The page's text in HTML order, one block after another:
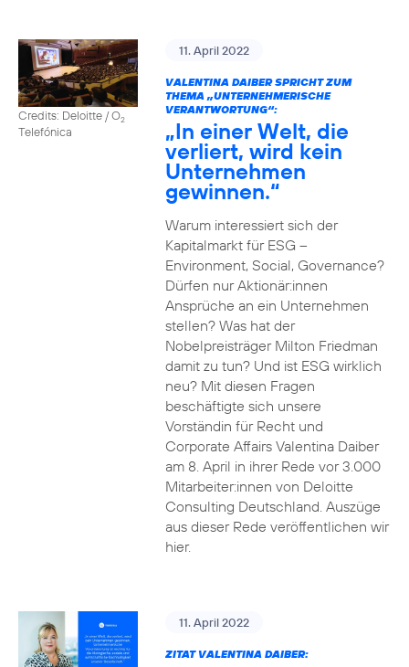
Credits: Deloitte / O2
Telefónica
11. April 2022
VALENTINA DAIBER SPRICHT ZUM
THEMA „UNTERNEHMERISCHE
VERANTWORTUNG“:
„In einer Welt, die
verliert, wird kein
Unternehmen
gewinnen.“
Warum interessiert sich der
Kapitalmarkt für ESG –
Environment, Social, Governance?
Dürfen nur Aktionär:innen
Ansprüche an ein Unternehmen
stellen? Was hat der
Nobelpreisträger Milton Friedman
damit zu tun? Und ist ESG wirklich
neu? Mit diesen Fragen
beschäftigte sich unsere
Vorständin für Recht und
Corporate Affairs Valentina Daiber
am 8. April in ihrer Rede vor 3.000
Mitarbeiter:innen von Deloitte
Consulting Deutschland. Auszüge
aus dieser Rede veröffentlichen wir
hier.
11. April 2022
ZITAT VALENTINA DAIBER: